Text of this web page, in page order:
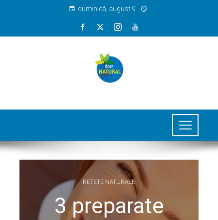
duminică, august 9
RETETE NATURALE
3 preparate